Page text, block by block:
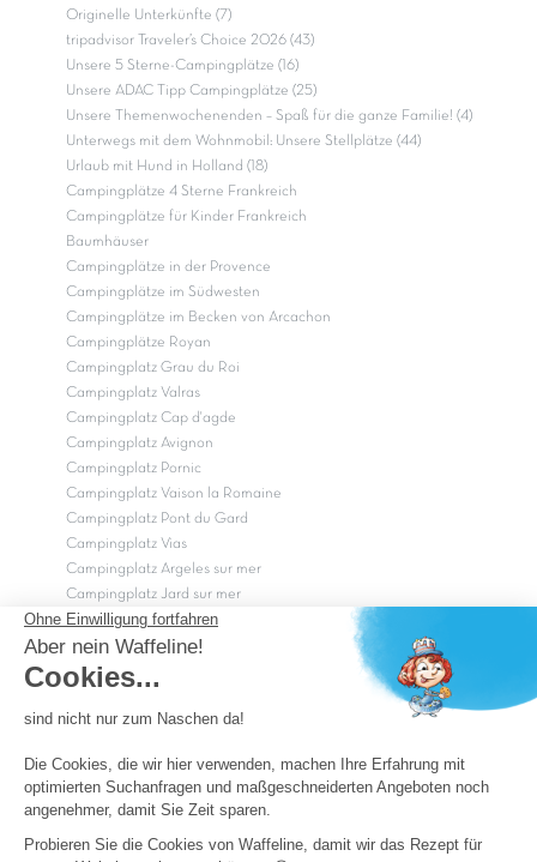
Originelle Unterkünfte (7)
tripadvisor Traveler’s Choice 2026 (43)
Unsere 5 Sterne-Campingplätze (16)
Unsere ADAC Tipp Campingplätze (25)
Unsere Themenwochenenden – Spaß für die ganze Familie! (4)
Unterwegs mit dem Wohnmobil: Unsere Stellplätze (44)
Urlaub mit Hund in Holland (18)
Campingplätze 4 Sterne Frankreich
Campingplätze für Kinder Frankreich
Baumhäuser
Campingplätze in der Provence
Campingplätze im Südwesten
Campingplätze im Becken von Arcachon
Campingplätze Royan
Campingplatz Grau du Roi
Campingplatz Valras
Campingplatz Cap d'agde
Campingplatz Avignon
Campingplatz Pornic
Campingplatz Vaison la Romaine
Campingplatz Pont du Gard
Campingplatz Vias
Campingplatz Argeles sur mer
Campingplatz Jard sur mer
Campingplatz Sarzeau
Campingplatz Fréjus
Campingplätze in Camargue
OK
Copyright Capfun 2026 ©